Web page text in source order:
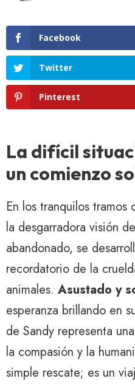
Facebook
Twitter
Pinterest
La difícil
un comienzo
En los tranquilos
la desgarradora visión
abandonado, se
recordatorio de la
animales. Asustado y
esperanza brillando en
de Sandy representa
la compasión y la
simple rescate; es un